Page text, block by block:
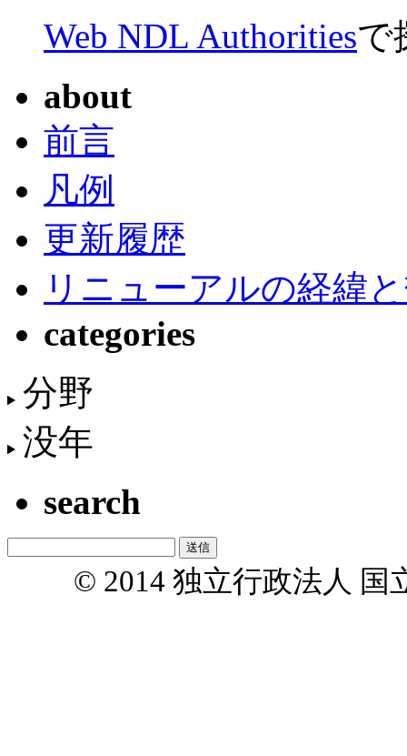
Web NDL Authoritiesで
about
前言
凡例
更新履歴
リニューアルの経緯
categories
分野
没年
search
© 2014 独立行政法人 国